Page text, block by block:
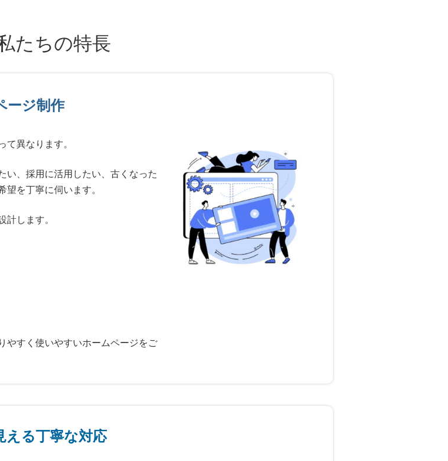
たちの特長
ージ制作
て異なります。
い、採用に活用したい、古くなった
望を丁寧に伺います。
計します。
やすく使いやすいホームページをご
る丁寧な対応